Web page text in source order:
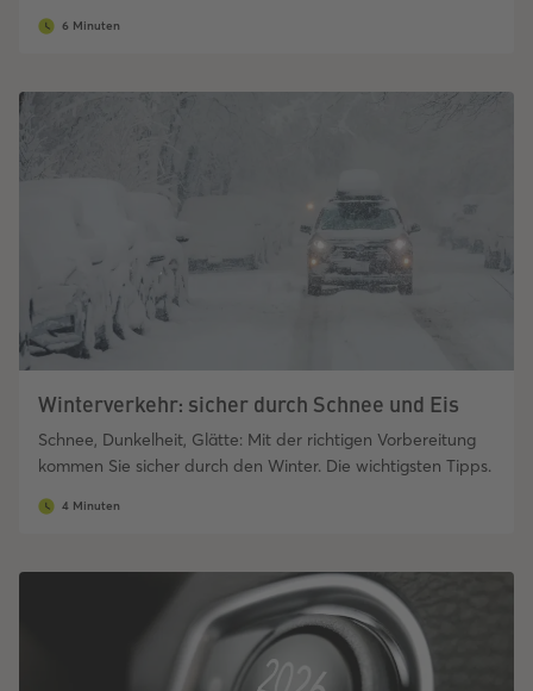
6 Minuten
Winterverkehr: sicher durch Schnee und Eis
Schnee, Dunkelheit, Glätte: Mit der richtigen Vorbereitung
kommen Sie sicher durch den Winter. Die wichtigsten Tipps.
4 Minuten